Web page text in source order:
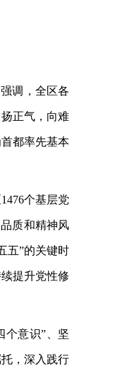
调，全区各
正气，向难
都率先基本
1476个基层党
质和精神风
五”的关键时
提升党性修
个意识”、坚
，深入践行